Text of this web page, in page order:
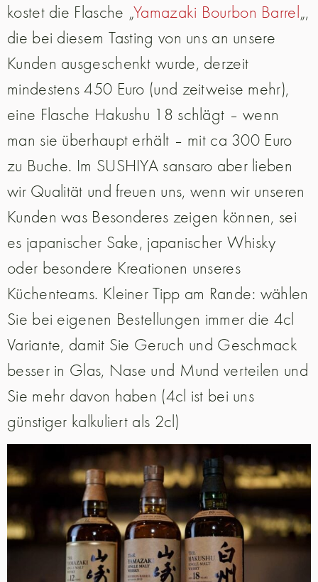
kostet die Flasche „Yamazaki Bourbon Barrel„,
die bei diesem Tasting von uns an unsere
Kunden ausgeschenkt wurde, derzeit
mindestens 450 Euro (und zeitweise mehr),
eine Flasche Hakushu 18 schlägt – wenn
man sie überhaupt erhält – mit ca 300 Euro
zu Buche. Im SUSHIYA sansaro aber lieben
wir Qualität und freuen uns, wenn wir unseren
Kunden was Besonderes zeigen können, sei
es japanischer Sake, japanischer Whisky
oder besondere Kreationen unseres
Küchenteams. Kleiner Tipp am Rande: wählen
Sie bei eigenen Bestellungen immer die 4cl
Variante, damit Sie Geruch und Geschmack
besser in Glas, Nase und Mund verteilen und
Sie mehr davon haben (4cl ist bei uns
günstiger kalkuliert als 2cl)